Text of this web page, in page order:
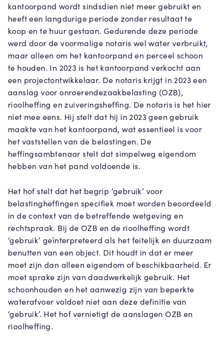
kantoorpand wordt sindsdien niet meer gebruikt en
heeft een langdurige periode zonder resultaat te
koop en te huur gestaan. Gedurende deze periode
werd door de voormalige notaris wel water verbruikt,
maar alleen om het kantoorpand en perceel schoon
te houden. In 2023 is het kantoorpand verkocht aan
een projectontwikkelaar. De notaris krijgt in 2023 een
aanslag voor onroerendezaakbelasting (OZB),
rioolheffing en zuiveringsheffing. De notaris is het hier
niet mee eens. Hij stelt dat hij in 2023 geen gebruik
maakte van het kantoorpand, wat essentieel is voor
het vaststellen van de belastingen. De
heffingsambtenaar stelt dat simpelweg eigendom
hebben van het pand voldoende is.
Het hof stelt dat het begrip ‘gebruik’ voor
belastingheffingen specifiek moet worden beoordeeld
in de context van de betreffende wetgeving en
rechtspraak. Bij de OZB en de rioolheffing wordt
‘gebruik’ geïnterpreteerd als het feitelijk en duurzaam
benutten van een object. Dit houdt in dat er meer
moet zijn dan alleen eigendom of beschikbaarheid. Er
moet sprake zijn van daadwerkelijk gebruik. Het
schoonhouden en het aanwezig zijn van beperkte
waterafvoer voldoet niet aan deze definitie van
‘gebruik’. Het hof vernietigt de aanslagen OZB en
rioolheffing.